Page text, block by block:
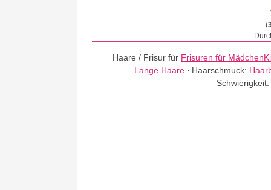
(
Haare / Frisur für Frisuren für Mädchen
Lange Haare ⋅ Haarschmuck:
Schwierigkeit: